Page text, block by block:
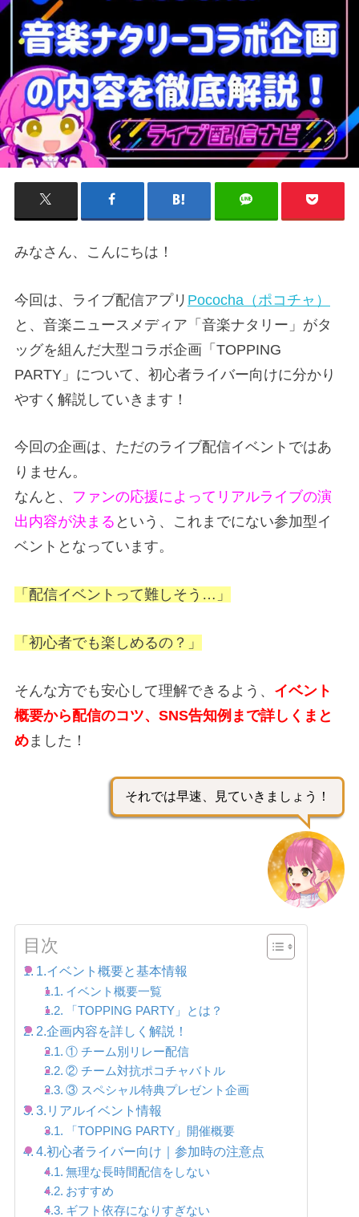
みなさん、こんにちは！
今回は、ライブ配信アプリ Pococha（ポコチャ）
と、音楽ニュースメディア「音楽ナタリー」がタ
ッグを組んだ大型コラボ企画「TOPPING
PARTY」について、初心者ライバー向けに分かり
やすく解説していきます！
今回の企画は、ただのライブ配信イベントではあ
りません。
なんと、 ファンの応援によってリアルライブの演
出内容が決まる という、これまでにない参加型イ
ベントとなっています。
「配信イベントって難しそう…」
「初心者でも楽しめるの？」
そんな方でも安心して理解できるよう、 イベント
概要から配信のコツ、SNS告知例まで詳しくまと
め ました！
それでは早速、見ていきましょう！
目次
1.イベント概要と基本情報
イベント概要一覧
「TOPPING PARTY」とは？
2.企画内容を詳しく解説！
① チーム別リレー配信
② チーム対抗ポコチャバトル
③ スペシャル特典プレゼント企画
3.リアルイベント情報
「TOPPING PARTY」開催概要
4.初心者ライバー向け｜参加時の注意点
無理な長時間配信をしない
おすすめ
ギフト依存になりすぎない